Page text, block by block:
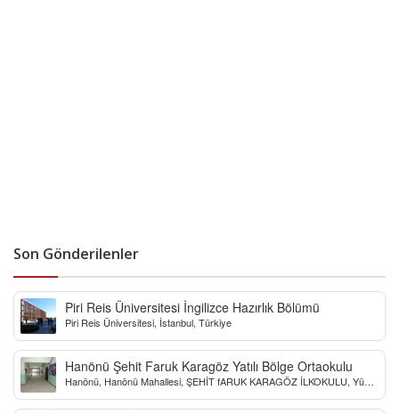
Son Gönderilenler
Piri Reis Üniversitesi İngilizce Hazırlık Bölümü
Piri Reis Üniversitesi, İstanbul, Türkiye
Hanönü Şehit Faruk Karagöz Yatılı Bölge Ortaokulu
Hanönü, Hanönü Mahallesi, ŞEHİT fARUK KARAGÖZ İLKOKULU, Yücel